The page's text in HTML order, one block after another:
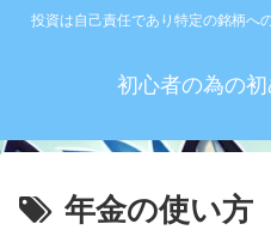
投資は自己責任であり特定の銘柄へ
初心者の為の
年金の使い方